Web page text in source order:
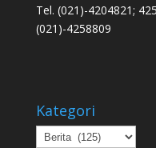
Tel. (021)-4204821;
(021)-4258809
Kategori
Kategori